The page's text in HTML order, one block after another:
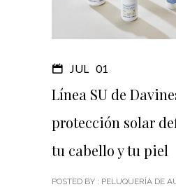
JUL 01
Línea SU de
protección solar
tu cabello y tu piel
POSTED BY : PELUQUERÍA DE